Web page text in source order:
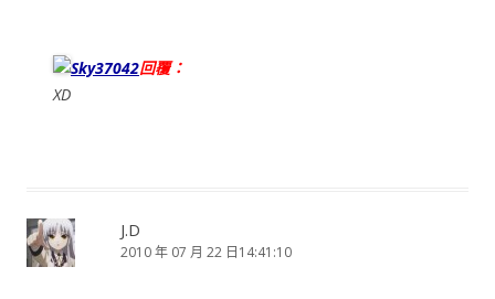
Sky37042回覆：
XD
J.D
2010 年 07 月 22 日14:41:10